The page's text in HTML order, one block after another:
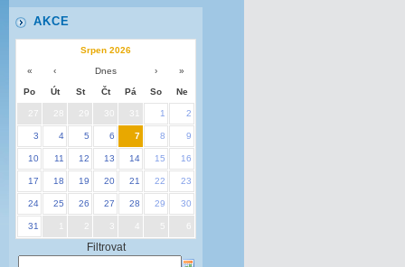
AKCE
Srpen 2026
« ‹ Dnes › »
Po Út St Čt Pá So Ne
27 29 30 31 1 2
3 4 5 6 7 8 9
10 11 12 13 14 15 16
17 18 19 20 21 22 23
24 25 26 27 28 29 30
31 3 5
Filtrovat